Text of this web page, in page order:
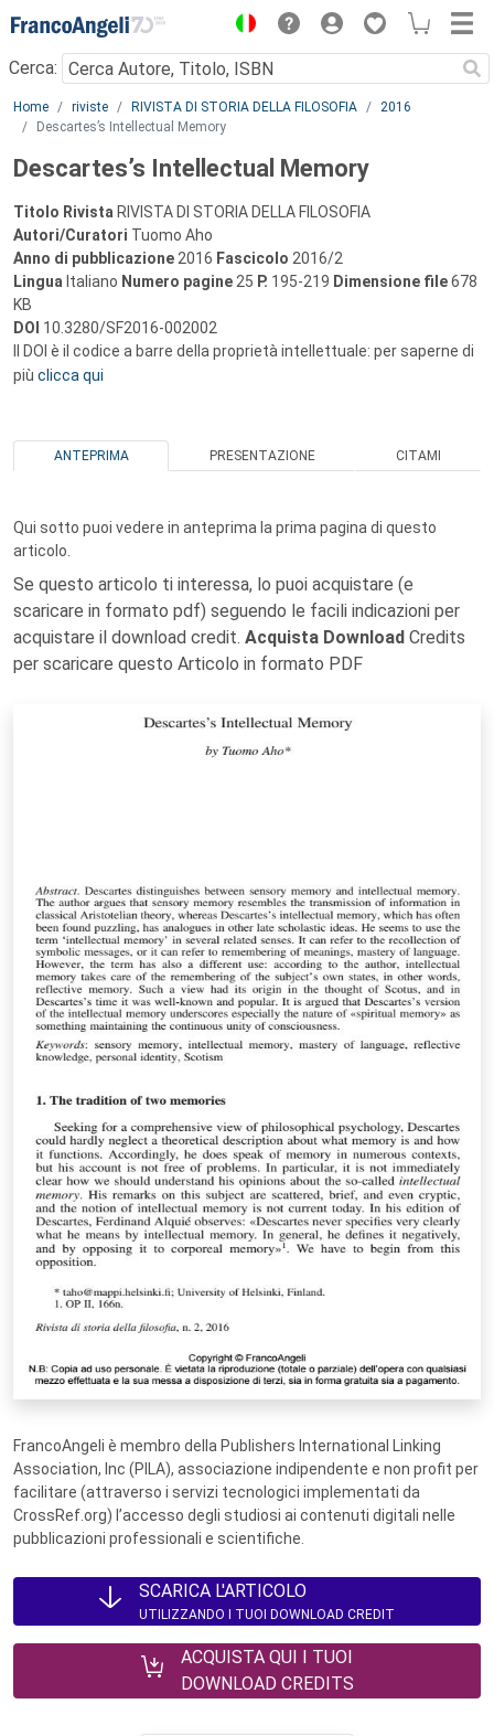
Menu
Cerca:
Main content
Home riviste RIVISTA DI STORIA DELLA FILOSOFIA
2016
Descartes’s Intellectual Memory
Descartes’s Intellectual Memory
Titolo Rivista RIVISTA DI STORIA DELLA FILOSOFIA
Autori/Curatori Tuomo Aho
Anno di pubblicazione 2016 Fascicolo 2016/2
Lingua Italiano Numero pagine 25 P. 195-219 Dimensione file678
KB
DOI 10.3280/SF2016-002002
Il DOI è il codice a barre della proprietà intellettuale: per saperne di
più clicca qui
ANTEPRIMA PRESENTAZIONE CITAMI
Qui sotto puoi vedere in anteprima la prima pagina di questo
articolo.
Se questo articolo ti interessa, lo puoi acquistare (e
scaricare in formato pdf) seguendo le facili indicazioni per
acquistare il download credit. Acquista Download Credits
per scaricare questo Articolo in formato PDF
FrancoAngeli è membro della Publishers International Linking
Association, Inc (PILA), associazione indipendente e non profit per
facilitare (attraverso i servizi tecnologici implementati da
CrossRef.org) l’accesso degli studiosi ai contenuti digitali nelle
pubblicazioni professionali e scientifiche.
SCARICA L'ARTICOLO
UTILIZZANDO I TUOI DOWNLOAD CREDIT
ACQUISTA QUI I TUOI
DOWNLOAD CREDITS